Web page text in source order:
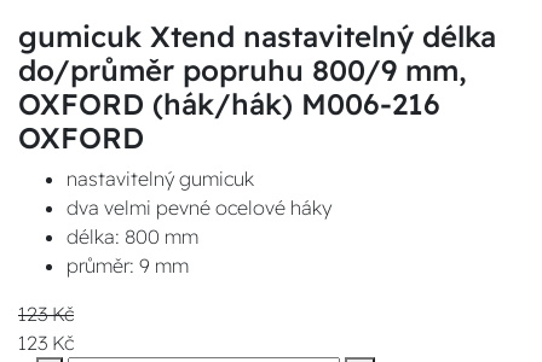
gumicuk Xtend nastavitelný délka
do/průměr popruhu 800/9 mm,
OXFORD (hák/hák) M006-216
OXFORD
nastavitelný gumicuk
dva velmi pevné ocelové háky
délka: 800 mm
průměr: 9 mm
123 Kč
123 Kč